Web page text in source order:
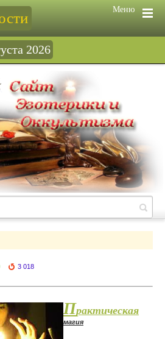
Меню
2026
3 018
Практическая
магия